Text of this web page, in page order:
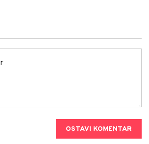
OSTAVI KOMENTAR